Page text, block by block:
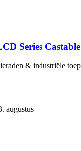
Series
& industriële
augustus